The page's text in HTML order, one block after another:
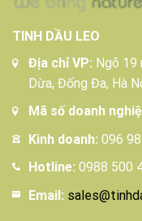
TINH DẦU LEO
Địa chỉ VP: Ngõ 19
Dừa, Đống Đa, Hà
Mã số doanh
Kinh doanh: 096
Hotline: 0988 500
Email: